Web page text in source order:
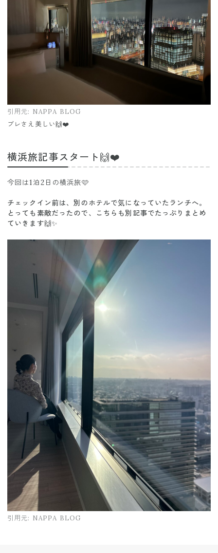
引用元: NAPPA BLOG
ブレさえ美しい🙌❤️
横浜旅記事スタート🙌❤️
今回は1泊2日の横浜旅🩷
チェックイン前は、別のホテルで気になっていたランチへ。
とっても素敵だったので、こちらも別記事でたっぷりまとめ
ていきます🙌✨
引用元: NAPPA BLOG